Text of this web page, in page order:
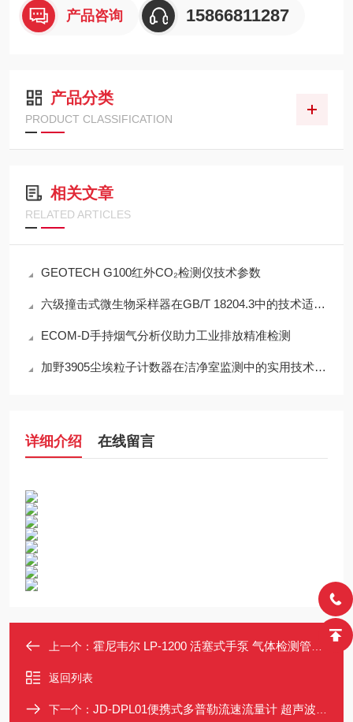
产品咨询 15866811287
产品分类
PRODUCT CLASSIFICATION
相关文章
RELATED ARTICLES
GEOTECH G100红外CO₂检测仪技术参数
六级撞击式微生物采样器在GB/T 18204.3中的技术适配性分析
ECOM-D手持烟气分析仪助力工业排放精准检测
加野3905尘埃粒子计数器在洁净室监测中的实用技术解析
详细介绍 在线留言
上一个： 霍尼韦尔 LP-1200 活塞式手泵 气体检测管专用 便携精准测量
返回列表
下一个： JD-DPL01便携式多普勒流速流量计 超声波流速仪 0-10m/s双向测量